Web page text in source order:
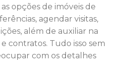
opções de imóveis de
agendar visitas,
além de auxiliar na
contratos. Tudo isso sem
com os detalhes